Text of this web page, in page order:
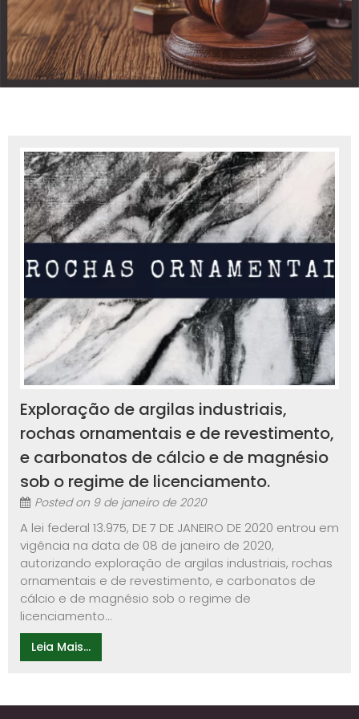
Exploração de argilas industriais,
rochas ornamentais e de revestimento,
e carbonatos de cálcio e de magnésio
sob o regime de licenciamento.
Posted on 9 de janeiro de 2020
A lei federal 13.975, DE 7 DE JANEIRO DE 2020 entrou em
vigência na data de 08 de janeiro de 2020,
autorizando exploração de argilas industriais, rochas
ornamentais e de revestimento, e carbonatos de
cálcio e de magnésio sob o regime de
licenciamento...
Leia Mais...